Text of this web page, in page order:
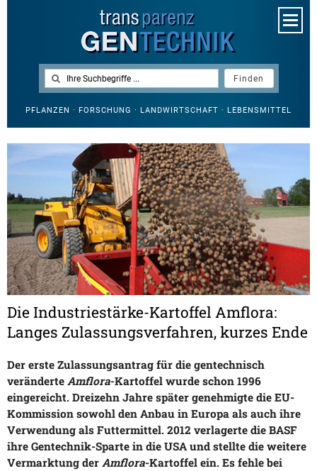
PFLANZEN · FORSCHUNG · LANDWIRTSCHAFT · LEBENSMITTEL
Die Industriestärke-Kartoffel Amflora:
Langes Zulassungsverfahren, kurzes Ende
Der erste Zulassungsantrag für die gentechnisch
veränderte Amflora-Kartoffel wurde schon 1996
eingereicht. Dreizehn Jahre später genehmigte die EU-
Kommission sowohl den Anbau in Europa als auch ihre
Verwendung als Futtermittel. 2012 verlagerte die BASF
ihre Gentechnik-Sparte in die USA und stellte die weitere
Vermarktung der Amflora-Kartoffel ein. Es fehle bei